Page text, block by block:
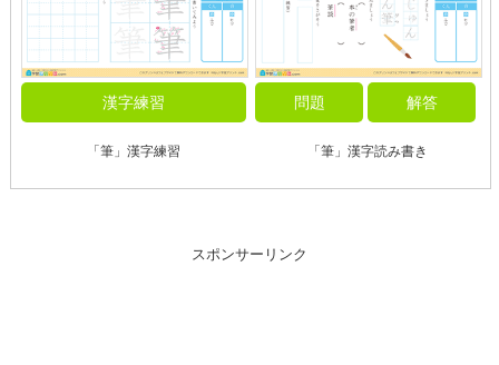
漢字練習
「筆」漢字練習
問題 解答
「筆」漢字読み書き
スポンサーリンク